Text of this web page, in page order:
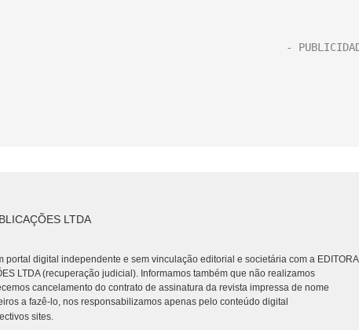
LTDA
portal digital independente e sem vinculação editorial e societária com a EDITORA
LTDA (recuperação judicial). Informamos também que não realizamos
cancelamento do contrato de assinatura da revista impressa de nome
a fazê-lo, nos responsabilizamos apenas pelo conteúdo digital
sites.